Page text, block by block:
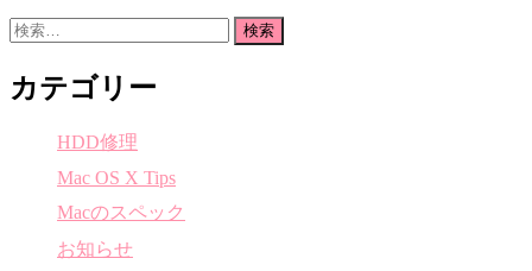
検
カテゴリー
HDD修理
Mac OS X Tips
Macのスペック
お知らせ